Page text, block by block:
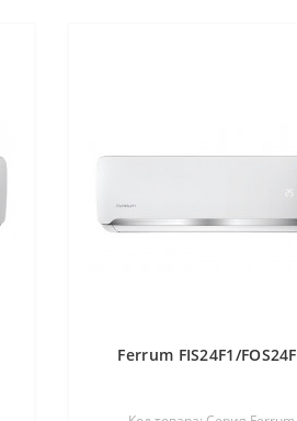
Ferrum FIS24F1/